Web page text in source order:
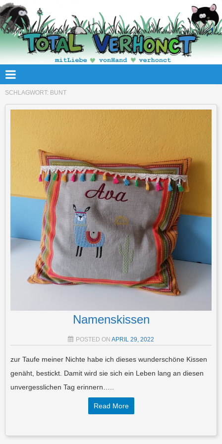
SCHLAGWORT: BUNT
Namenskissen
POSTED ON APRIL 29, 2022
zur Taufe meiner Nichte habe ich dieses wunderschöne Kissen
genäht, bestickt. Damit wird sie sich ein Leben lang an diesen
unvergesslichen Tag erinnern…..
Read More